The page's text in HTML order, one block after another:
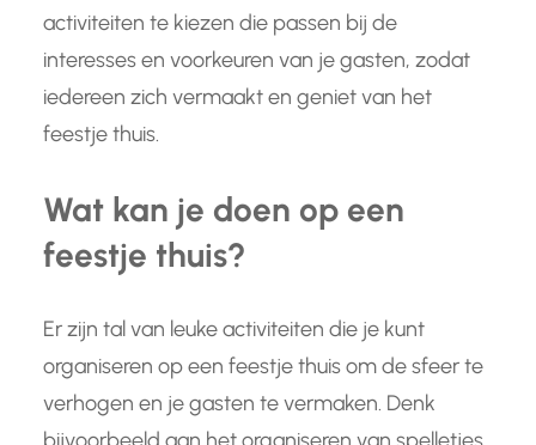
activiteiten te kiezen die passen bij de
interesses en voorkeuren van je gasten, zodat
iedereen zich vermaakt en geniet van het
feestje thuis.
Wat kan je doen op een
feestje thuis?
Er zijn tal van leuke activiteiten die je kunt
organiseren op een feestje thuis om de sfeer te
verhogen en je gasten te vermaken. Denk